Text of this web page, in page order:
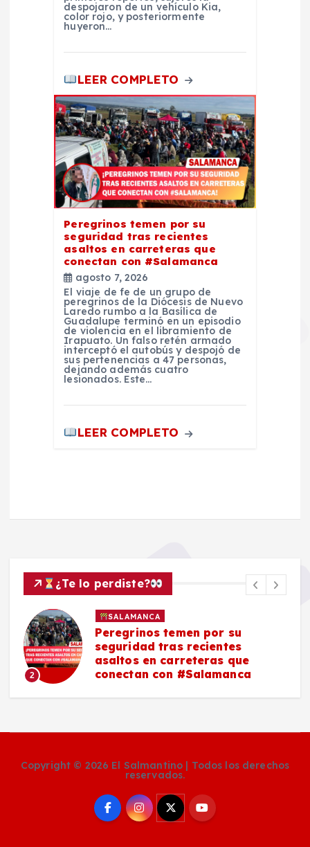
despojaron de un vehículo Kia,
color rojo, y posteriormente
huyeron…
LEER COMPLETO
Peregrinos temen por su
seguridad tras recientes
asaltos en carreteras que
conectan con #Salamanca
agosto 7, 2026
El viaje de fe de un grupo de
peregrinos de la Diócesis de Nuevo
Laredo rumbo a la Basílica de
Guadalupe terminó en un episodio
de violencia en el libramiento de
Irapuato. Un falso retén armado
interceptó el autobús y despojó de
sus pertenencias a 47 personas,
dejando además cuatro
lesionados. Este…
LEER COMPLETO
¿Te lo perdiste?
2
SALAMANCA
Peregrinos temen por su
seguridad tras recientes
asaltos en carreteras que
conectan con #Salamanca
Copyright © 2026 El Salmantino | Todos los derechos
reservados.